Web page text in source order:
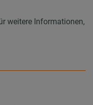
weitere Informationen,